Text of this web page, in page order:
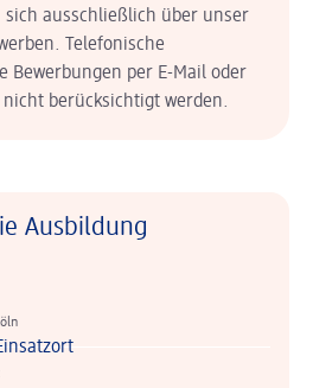
ausschließlich über unser
Telefonische
Bewerbungen per E-Mail oder
berücksichtigt werden.
Ausbildung